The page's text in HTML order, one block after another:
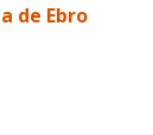
de Ebro